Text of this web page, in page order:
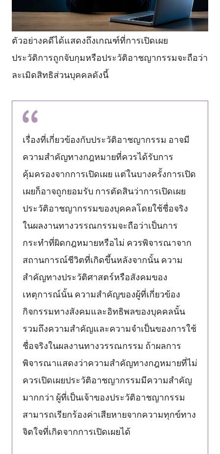
ตัวอย่างคดีได้แสดงถึงเกณฑ์ที่การเปิดเผย
ประวัติการถูกจับกุมหรือประวัติอาชญากรรมจะถือว่า
ละเมิดสิทธิส่วนบุคคลดังนี้
เรื่องที่เกี่ยวข้องกับประวัติอาชญากรรม อาจมี
ความสำคัญทางกฎหมายที่ควรได้รับการ
คุ้มครองจากการเปิดเผย แต่ในบางครั้งการเปิด
เผยก็อาจถูกยอมรับ การตัดสินว่าการเปิดเผย
ประวัติอาชญากรรมของบุคคลโดยใช้ชื่อจริง
ในผลงานทางวรรณกรรมจะถือว่าเป็นการ
กระทำที่ผิดกฎหมายหรือไม่ ควรพิจารณาจาก
สถานการณ์ชีวิตที่เกิดขึ้นหลังจากนั้น ความ
สำคัญทางประวัติศาสตร์หรือสังคมของ
เหตุการณ์นั้น ความสำคัญของผู้ที่เกี่ยวข้อง
กิจกรรมทางสังคมและอิทธิพลของบุคคลนั้น
รวมถึงความสำคัญและความจำเป็นของการใช้
ชื่อจริงในผลงานทางวรรณกรรม ถ้าผลการ
พิจารณาแสดงว่าความสำคัญทางกฎหมายที่ไม่
ควรเปิดเผยประวัติอาชญากรรมมีความสำคัญ
มากกว่า ผู้ที่เป็นเจ้าของประวัติอาชญากรรม
สามารถเรียกร้องค่าเสียหายจากความทุกข์ทาง
จิตใจที่เกิดจากการเปิดเผยได้